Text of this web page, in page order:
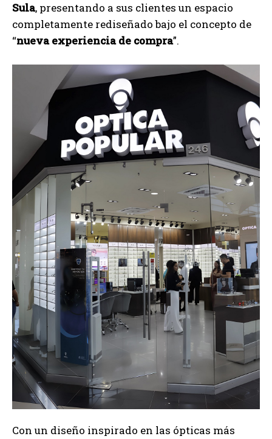
Sula, presentando a sus clientes un espacio
completamente rediseñado bajo el concepto de
“nueva experiencia de compra”.
Con un diseño inspirado en las ópticas más